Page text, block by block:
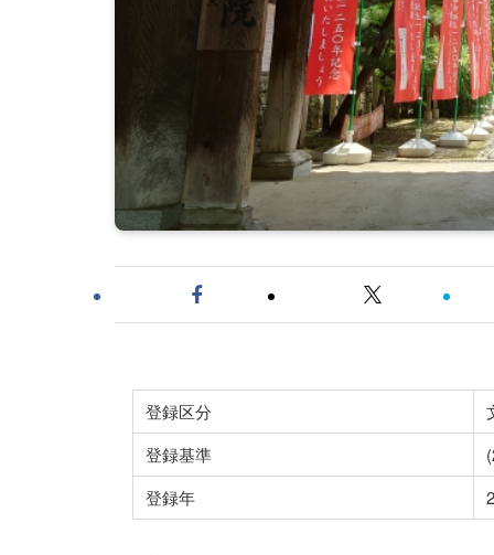
登録区分
登録基準
登録年